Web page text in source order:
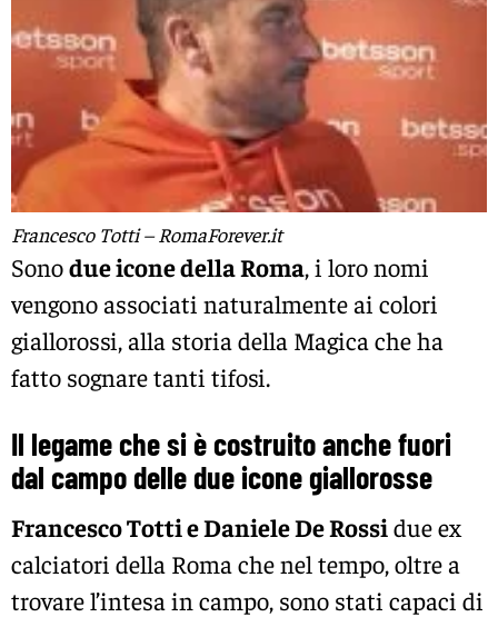
Francesco Totti – RomaForever.it
Sonodue icone della Roma, i loro nomi
vengono associati naturalmente ai colori
giallorossi, alla storia della Magica che ha
fatto sognare tanti tifosi.
Il legame che si è costruito anche fuori
dal campo delle due icone giallorosse
Francesco Totti e Daniele De Rossidue ex
calciatori della Roma che nel tempo, oltre a
trovare l’intesa in campo, sono stati capaci di